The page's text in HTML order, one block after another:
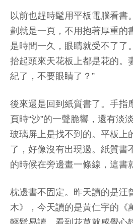
以前也趕時髦用平板電腦看書
劃就是一頁，不用抱著厚重的
是時間一久，眼睛就受不了了
抬起頭來天花板上都是花的。
紀了，不要眼睛了？”
後來還是回到紙質書了。手指
頁時“沙”的一聲脆響，還有淡
玻璃屏上是找不到的。平板上
了，好像沒有出現過。紙質書
的時候在旁邊畫一條線，這書
枕邊書不固定。昨天讀的是汪
木》，今天讀的是黃仁宇的《